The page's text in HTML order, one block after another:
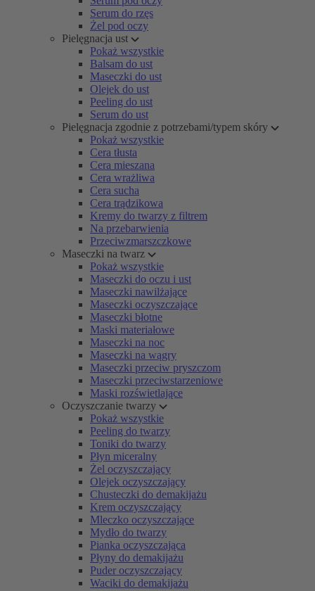
Serum do rzęs
Żel pod oczy
Pielęgnacja ust
Pokaż wszystkie
Balsam do ust
Maseczki do ust
Olejek do ust
Peeling do ust
Serum do ust
Pielęgnacja zgodnie z potrzebami/typem skóry
Pokaż wszystkie
Cera tłusta
Cera mieszana
Cera wrażliwa
Cera sucha
Cera trądzikowa
Kremy do twarzy z filtrem
Na przebarwienia
Przeciwzmarszczkowe
Maseczki na twarz
Pokaż wszystkie
Maseczki do oczu i ust
Maseczki nawilżające
Maseczki oczyszczające
Maseczki błotne
Maski materiałowe
Maseczki na noc
Maseczki na wągry
Maseczki przeciw pryszczom
Maseczki przeciwstarzeniowe
Maski rozświetlające
Oczyszczanie twarzy
Pokaż wszystkie
Peeling do twarzy
Toniki do twarzy
Płyn miceralny
Żel oczyszczający
Olejek oczyszczający
Chusteczki do demakijażu
Krem oczyszczający
Mleczko oczyszczające
Mydło do twarzy
Pianka oczyszczająca
Płyny do demakijażu
Puder oczyszczający
Waciki do demakijażu